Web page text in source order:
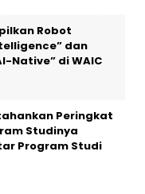
Robot
dan
Native” di WAIC
Peringkat
Studinya
Program Studi